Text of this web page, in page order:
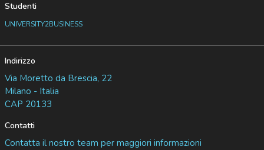
Studenti
UNIVERSITY2BUSINESS
Indirizzo
Via Moretto da Brescia, 22
Milano - Italia
CAP 20133
Contatti
Contatta il nostro team per maggiori informazioni